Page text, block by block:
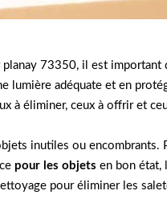
planay 73350, il est important
lumière adéquate et en
à éliminer, ceux à offrir et
inutiles ou
pour les objets en bon état,
pour éliminer les